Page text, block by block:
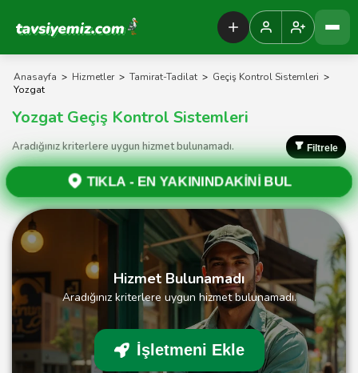
Tavsiyemiz Anasayfa
Anasayfa > Hizmetler > Tamirat-Tadilat > Geçiş Kontrol Sistemleri >
Yozgat
Yozgat Geçiş Kontrol Sistemleri
Aradığınız kriterlere uygun hizmet bulunamadı. Filtrele
TIKLA - EN YAKININDAKİNİ BUL
Hizmet Bulunamadı
Aradığınız kriterlere uygun hizmet bulunamadı.
İşletmeni Ekle